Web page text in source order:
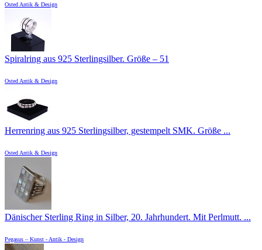
Osted Antik & Design
Spiralring aus 925 Sterlingsilber. Größe – 51
Osted Antik & Design
Herrenring aus 925 Sterlingsilber, gestempelt SMK. Größe ...
Osted Antik & Design
Dänischer Sterling Ring in Silber, 20. Jahrhundert. Mit Perlmutt. ...
Pegasus – Kunst - Antik - Design